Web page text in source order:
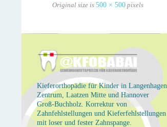
Original size is 500 × 500 pixels
Kieferorthopädie für Kinder in Langenhagen
Zentrum, Laatzen Mitte und Hannover
Groß-Buchholz. Korrektur von
Zahnfehlstellungen und Kieferfehlstellungen
mit loser und fester Zahnspange.